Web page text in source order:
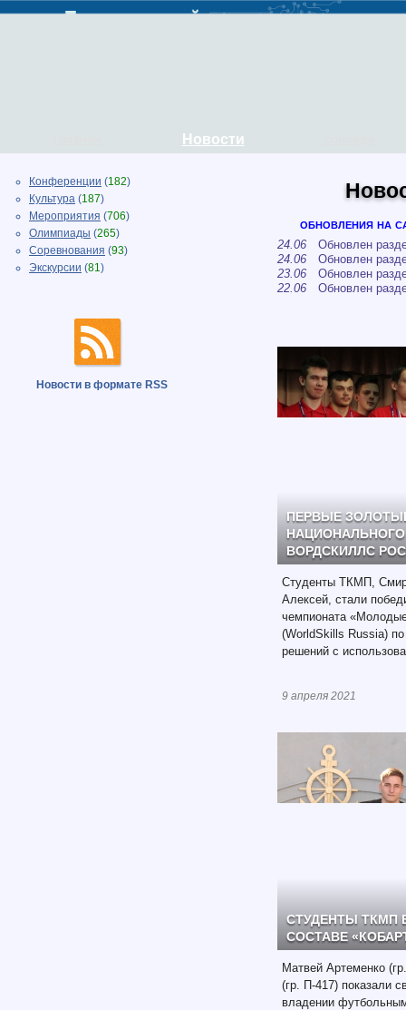
Новости
Конференции (182)
Культура (187)
Мероприятия (706)
Олимпиады (265)
Соревнования (93)
Экскурсии (81)
Новости в формате RSS
обновления на
24.06 Обновлен
24.06 Обновлен
23.06 Обновлен
22.06 Обновлен
ПЕРВЫЕ
ВОРДСКИЛЛС
Студенты ТКМП,
Алексей, стали
чемпионата
(WorldSkills Russia)
решений с
9 апреля 2021
СТУДЕНТЫ ТКМП
СОСТАВЕ
Матвей Артеменко
(гр. П-417) показали
владении